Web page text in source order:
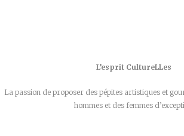
L’esprit CultureLLes
La passion de proposer des pépites artistiques et
hommes et des femmes